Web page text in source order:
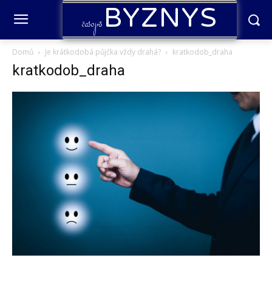
časopisBYZNYS
Domů Je krátkodobá půjčka vždy drahá? kratkodob_draha
kratkodob_draha